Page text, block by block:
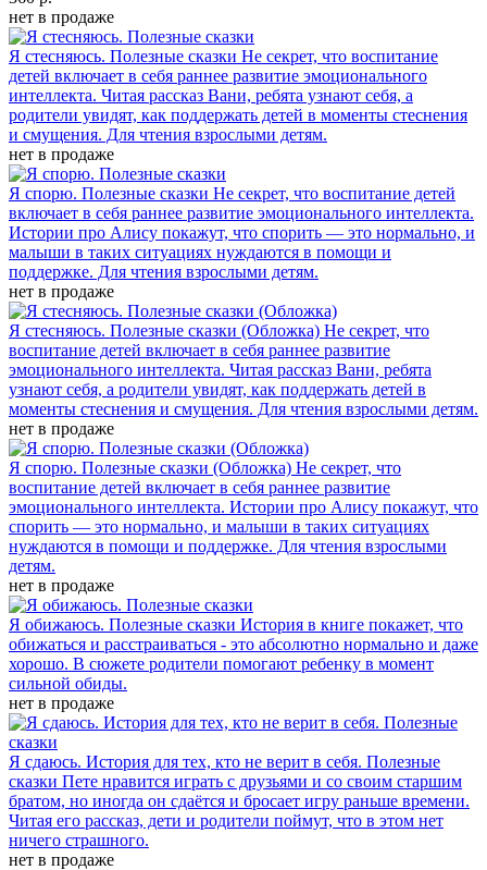
нет в продаже
Я стесняюсь. Полезные сказки Не секрет, что воспитание
детей включает в себя раннее развитие эмоционального
интеллекта. Читая рассказ Вани, ребята узнают себя, а
родители увидят, как поддержать детей в моменты стеснения
и смущения. Для чтения взрослыми детям.
нет в продаже
Я спорю. Полезные сказки Не секрет, что воспитание детей
включает в себя раннее развитие эмоционального интеллекта.
Истории про Алису покажут, что спорить — это нормально, и
малыши в таких ситуациях нуждаются в помощи и
поддержке. Для чтения взрослыми детям.
нет в продаже
Я стесняюсь. Полезные сказки (Обложка) Не секрет, что
воспитание детей включает в себя раннее развитие
эмоционального интеллекта. Читая рассказ Вани, ребята
узнают себя, а родители увидят, как поддержать детей в
моменты стеснения и смущения. Для чтения взрослыми детям.
нет в продаже
Я спорю. Полезные сказки (Обложка) Не секрет, что
воспитание детей включает в себя раннее развитие
эмоционального интеллекта. Истории про Алису покажут, что
спорить — это нормально, и малыши в таких ситуациях
нуждаются в помощи и поддержке. Для чтения взрослыми
детям.
нет в продаже
Я обижаюсь. Полезные сказки История в книге покажет, что
обижаться и расстраиваться - это абсолютно нормально и даже
хорошо. В сюжете родители помогают ребенку в момент
сильной обиды.
нет в продаже
Я сдаюсь. История для тех, кто не верит в себя. Полезные
сказки Пете нравится играть с друзьями и со своим старшим
братом, но иногда он сдаётся и бросает игру раньше времени.
Читая его рассказ, дети и родители поймут, что в этом нет
ничего страшного.
нет в продаже